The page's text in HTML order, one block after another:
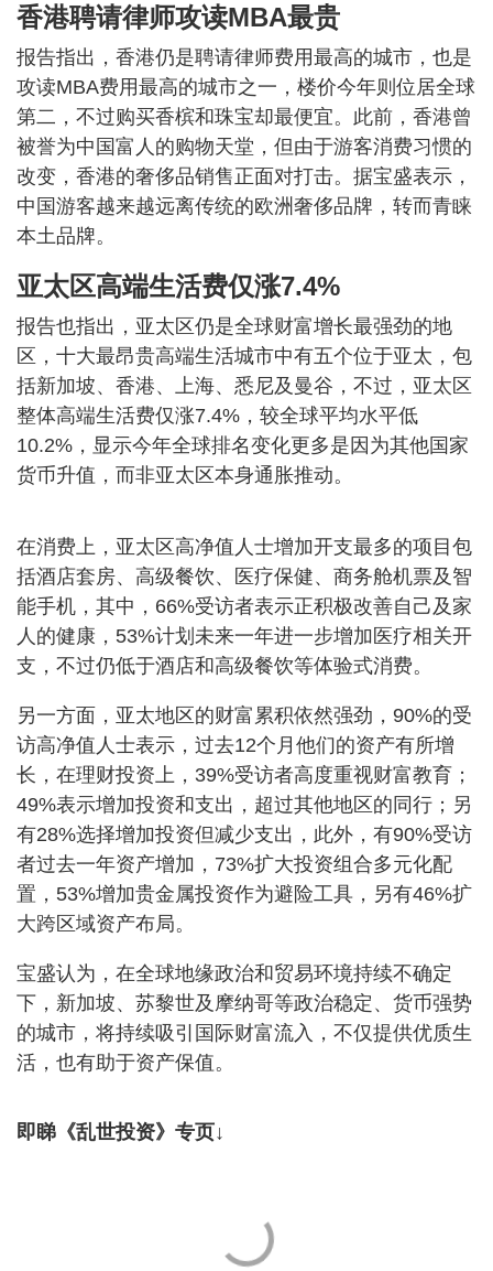
香港聘请律师攻读MBA最贵
报告指出，香港仍是聘请律师费用最高的城市，也是
攻读MBA费用最高的城市之一，楼价今年则位居全球
第二，不过购买香槟和珠宝却最便宜。此前，香港曾
被誉为中国富人的购物天堂，但由于游客消费习惯的
改变，香港的奢侈品销售正面对打击。据宝盛表示，
中国游客越来越远离传统的欧洲奢侈品牌，转而青睐
本土品牌。
亚太区高端生活费仅涨7.4%
报告也指出，亚太区仍是全球财富增长最强劲的地
区，十大最昂贵高端生活城市中有五个位于亚太，包
括新加坡、香港、上海、悉尼及曼谷，不过，亚太区
整体高端生活费仅涨7.4%，较全球平均水平低
10.2%，显示今年全球排名变化更多是因为其他国家
货币升值，而非亚太区本身通胀推动。
在消费上，亚太区高净值人士增加开支最多的项目包
括酒店套房、高级餐饮、医疗保健、商务舱机票及智
能手机，其中，66%受访者表示正积极改善自己及家
人的健康，53%计划未来一年进一步增加医疗相关开
支，不过仍低于酒店和高级餐饮等体验式消费。
另一方面，亚太地区的财富累积依然强劲，90%的受
访高净值人士表示，过去12个月他们的资产有所增
长，在理财投资上，39%受访者高度重视财富教育；
49%表示增加投资和支出，超过其他地区的同行；另
有28%选择增加投资但减少支出，此外，有90%受访
者过去一年资产增加，73%扩大投资组合多元化配
置，53%增加贵金属投资作为避险工具，另有46%扩
大跨区域资产布局。
宝盛认为，在全球地缘政治和贸易环境持续不确定
下，新加坡、苏黎世及摩纳哥等政治稳定、货币强势
的城市，将持续吸引国际财富流入，不仅提供优质生
活，也有助于资产保值。
即睇《乱世投资》专页↓